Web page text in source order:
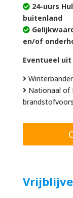
24-uurs
buitenland
en/of
Eventueel
Nationaal of